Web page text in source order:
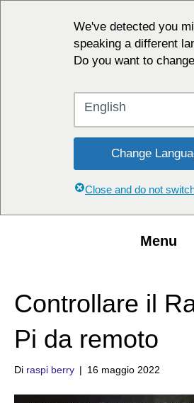
We've detected you
speaking a different
Do you want to
English
Change
Close and do not
Menu
Controllare il
Pi da remoto
Di raspi berry | 16 maggio 2022